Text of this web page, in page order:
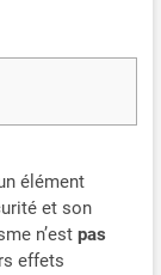
élément
et son
n’est pas
effets